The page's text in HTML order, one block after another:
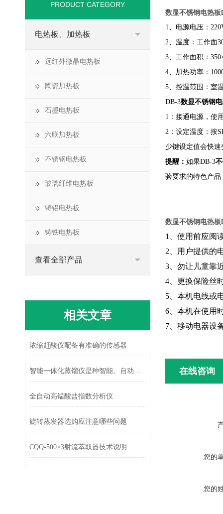
数显不锈钢电热板
1、电源电压：
2、温度：工作面
3、工作面积：
4、加热功率：
5、控温范围：室
DB-3数显不锈钢
1：接通电源，使
2：设定温度：按
少键设定值会快
提醒： 如果DB-3
验要求的特色产
数显不锈钢电热板
1、使用前应阅
2、用户提供的
3、勿让儿童靠
4、更换保险丝
5、本机电线或
6、本机在使用
7、移动电器设
在线咨询
您的
您的
PRODUCT CATEGORY
电热板、加热板
远红外微晶电热板
陶瓷加热板
石墨电热板
六联加热板
不锈钢电热板
玻璃纤维电热板
铸铝电热板
铸铁电热板
查看全部产品
相关文章
浓缩赶酸仪配备有准确的传感器
智能一体化蒸馏仪是种智能、自动化的设备
全自动高锰酸盐指数分析仪
旋转蒸发器选购应注意哪些问题
CQQ-500×3射流萃取器技术说明